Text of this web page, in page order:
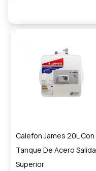
Calefon James 20L Con
Tanque De Acero Salida
Superior